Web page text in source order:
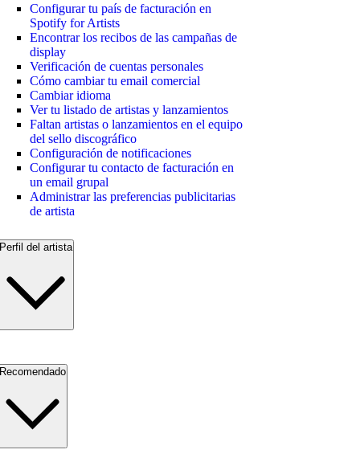
Configurar tu país de facturación en
Spotify for Artists
Encontrar los recibos de las campañas de
display
Verificación de cuentas personales
Cómo cambiar tu email comercial
Cambiar idioma
Ver tu listado de artistas y lanzamientos
Faltan artistas o lanzamientos en el equipo
del sello discográfico
Configuración de notificaciones
Configurar tu contacto de facturación en
un email grupal
Administrar las preferencias publicitarias
de artista
Perfil del artista
Recomendado